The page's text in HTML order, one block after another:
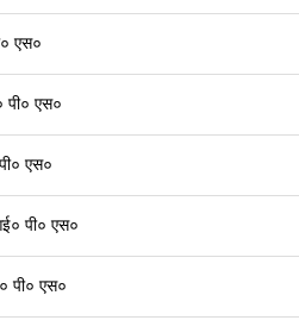
एस०
पी० एस०
एस०
पी० एस०
पी० एस०